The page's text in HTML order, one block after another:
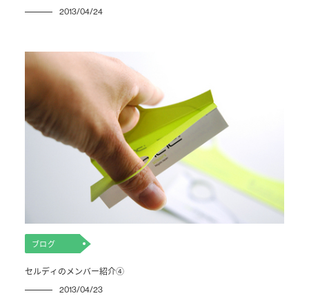
2013/04/24
ブログ
セルディのメンバー紹介④
2013/04/23